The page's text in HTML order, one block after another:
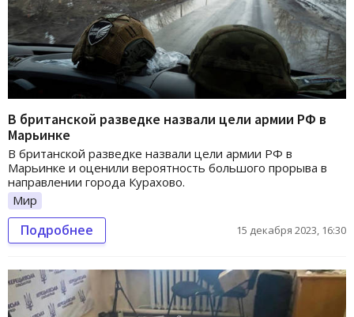
В британской разведке назвали цели армии РФ в
Марьинке
В британской разведке назвали цели армии РФ в
Марьинке и оценили вероятность большого прорыва в
направлении города Курахово.
Мир
Подробнее 15 декабря 2023, 16:30